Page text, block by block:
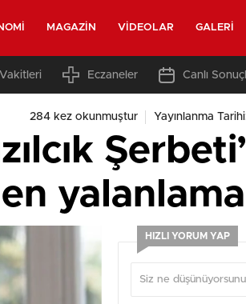
MAGAZIN VIDEOLAR GALERI
Eczaneler Canlı
284 kez okunmuştur Yayınlanma
HIZLI YORUM YAP